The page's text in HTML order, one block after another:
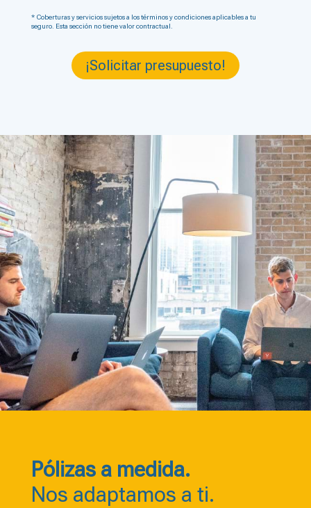
* Coberturas y servicios sujetos a los términos y condiciones aplicables a tu
seguro. Esta sección no tiene valor contractual.
¡Solicitar presupuesto!
Pólizas a medida.
Nos adaptamos a ti.